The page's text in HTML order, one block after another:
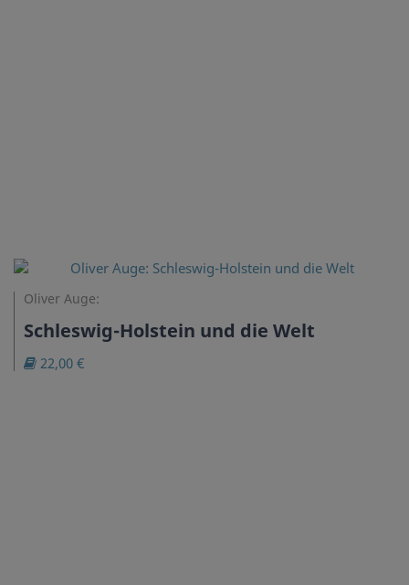
Oliver Auge:
Schleswig-Holstein und die Welt
22,00 €